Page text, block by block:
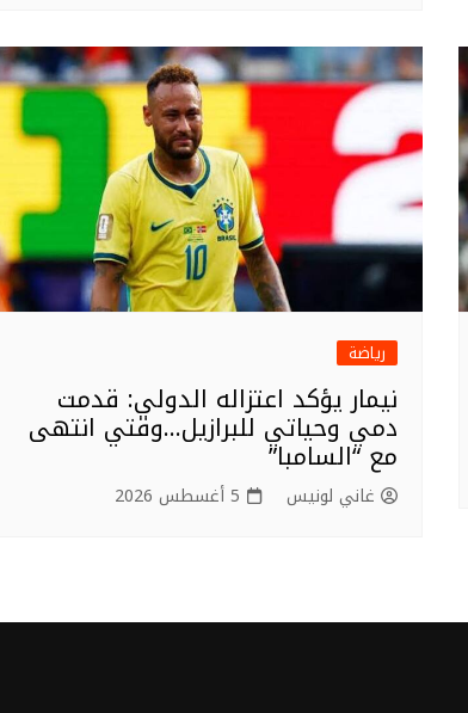
رياضة
نيمار يؤكد اعتزاله الدولي: قدمت
دمي وحياتي للبرازيل…وقتي انتهى
مع “السامبا”
غاني لونيس 5 أغسطس 2026